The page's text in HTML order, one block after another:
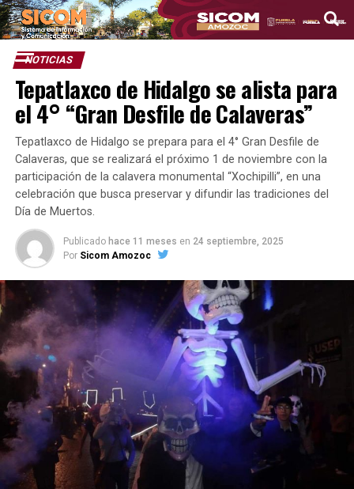
NOTICIAS
Tepatlaxco de Hidalgo se alista para
el 4° “Gran Desfile de Calaveras”
Tepatlaxco de Hidalgo se prepara para el 4° Gran Desfile de
Calaveras, que se realizará el próximo 1 de noviembre con la
participación de la calavera monumental “Xochipilli”, en una
celebración que busca preservar y difundir las tradiciones del
Día de Muertos.
Publicado hace 11 meses en 24 septiembre, 2025
Por Sicom Amozoc